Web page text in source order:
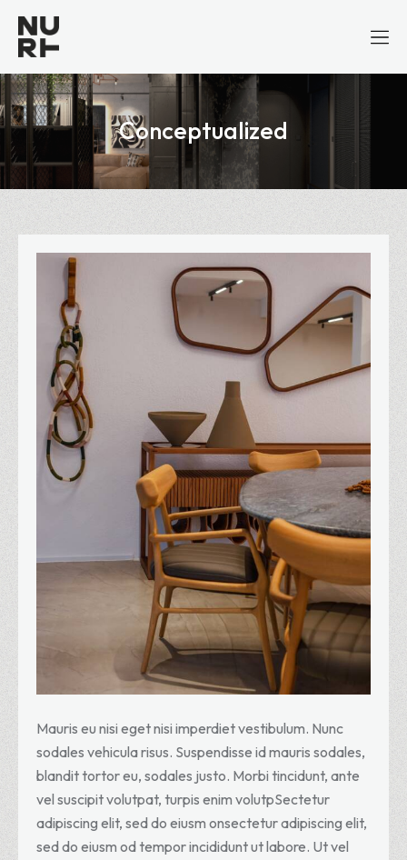
Conceptualized
Mauris eu nisi eget nisi imperdiet vestibulum. Nunc
sodales vehicula risus. Suspendisse id mauris sodales,
blandit tortor eu, sodales justo. Morbi tincidunt, ante
vel suscipit volutpat, turpis enim volutpSectetur
adipiscing elit, sed do eiusm onsectetur adipiscing elit,
sed do eiusm od tempor incididunt ut labore. Ut vel